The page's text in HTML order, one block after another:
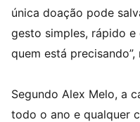
única doação pode
gesto simples, rápido
quem está
Segundo Alex Melo, a
todo o ano e qualquer